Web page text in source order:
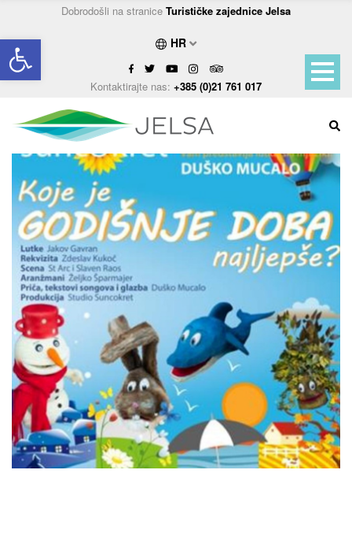
Open toolbar
Dobrodošli na stranice Turističke zajednice Jelsa
HR
Kontaktirajte nas: +385 (0)21 761 017